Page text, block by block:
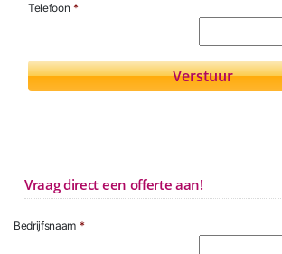
Telefoon *
Vraag direct een offerte aan!
Bedrijfsnaam *